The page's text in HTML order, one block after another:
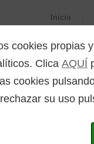
cookies propias
Clica AQUÍ
cookies
rechazar su uso
Inicio